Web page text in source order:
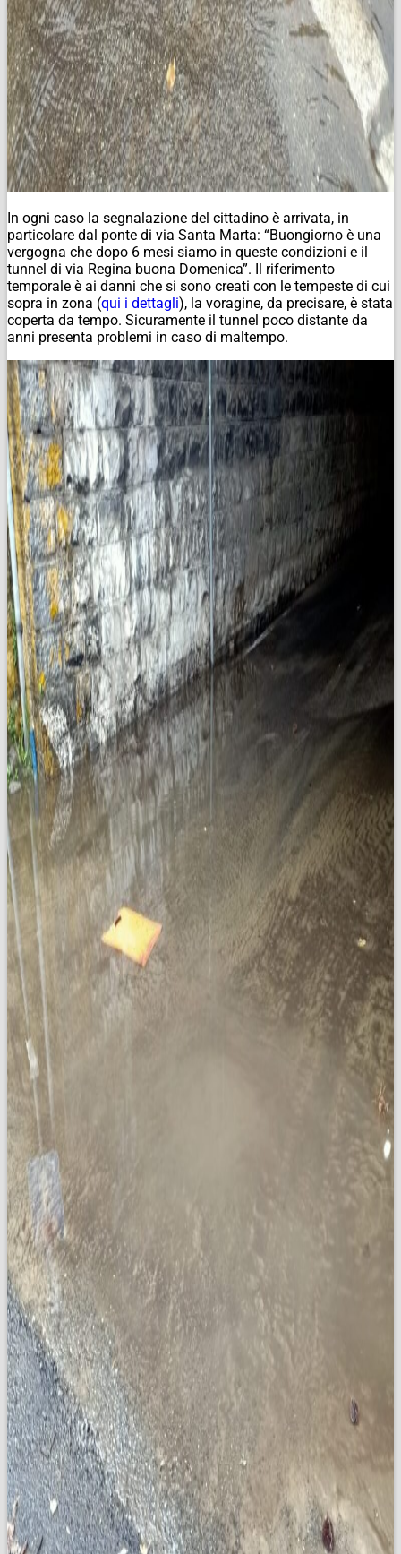
In ogni caso la segnalazione del cittadino è arrivata, in
particolare dal ponte di via Santa Marta: “Buongiorno è una
vergogna che dopo 6 mesi siamo in queste condizioni e il
tunnel di via Regina buona Domenica”. Il riferimento
temporale è ai danni che si sono creati con le tempeste di cui
sopra in zona (qui i dettagli), la voragine, da precisare, è stata
coperta da tempo. Sicuramente il tunnel poco distante da
anni presenta problemi in caso di maltempo.